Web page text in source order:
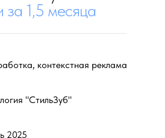
за 1,5 месяца
контекстная реклама
"СтильЗуб"
2025